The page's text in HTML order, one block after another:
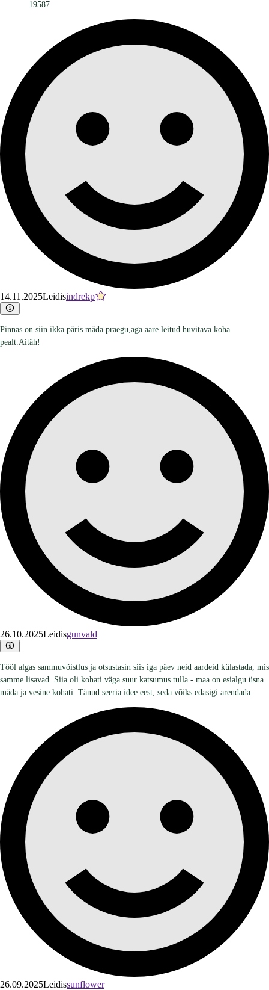
14.11.2025Leidisindrekp
Pinnas on siin ikka päris mäda praegu,aga aare leitud huvitava koha
pealt.Aitäh!
26.10.2025Leidisgunvald
Tööl algas sammuvõistlus ja otsustasin siis iga päev neid aardeid külastada, mis
samme lisavad. Siia oli kohati väga suur katsumus tulla - maa on esialgu üsna
mäda ja vesine kohati. Tänud seeria idee eest, seda võiks edasigi arendada.
26.09.2025Leidissunflower